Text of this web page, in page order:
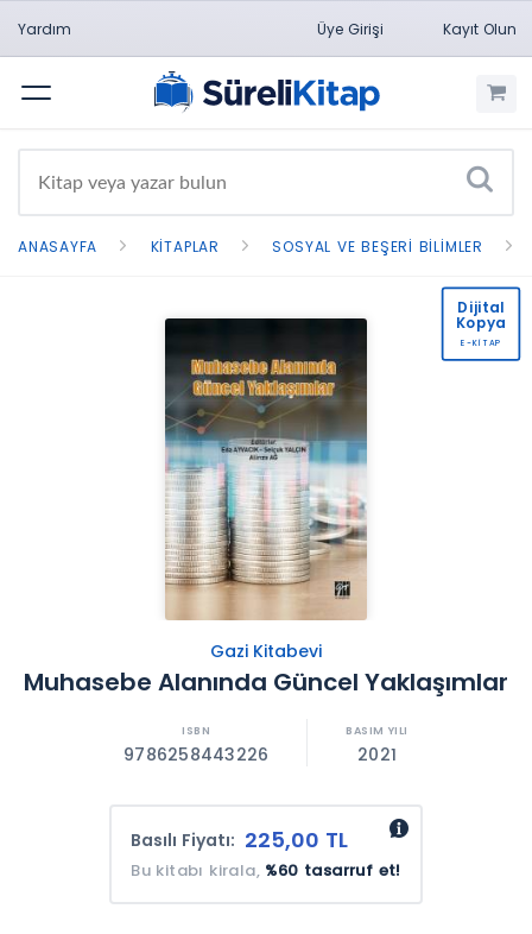
Yardım Üye Girişi Kayıt Olun
Menü
ANASAYFA KITAPLAR SOSYAL VE BEŞERI BILIMLER
Gazi Kitabevi
Muhasebe Alanında Güncel Yaklaşımlar
9786258443226 2021
Basılı Fiyatı: 225,00 TL
Bu kitabı kirala, %60 tasarruf et!
Dijital
Kopya
E-KİTAP